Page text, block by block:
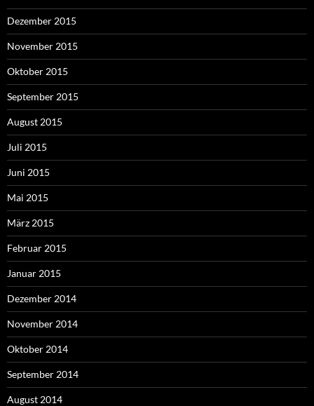
Dezember 2015
November 2015
Oktober 2015
September 2015
August 2015
Juli 2015
Juni 2015
Mai 2015
März 2015
Februar 2015
Januar 2015
Dezember 2014
November 2014
Oktober 2014
September 2014
August 2014